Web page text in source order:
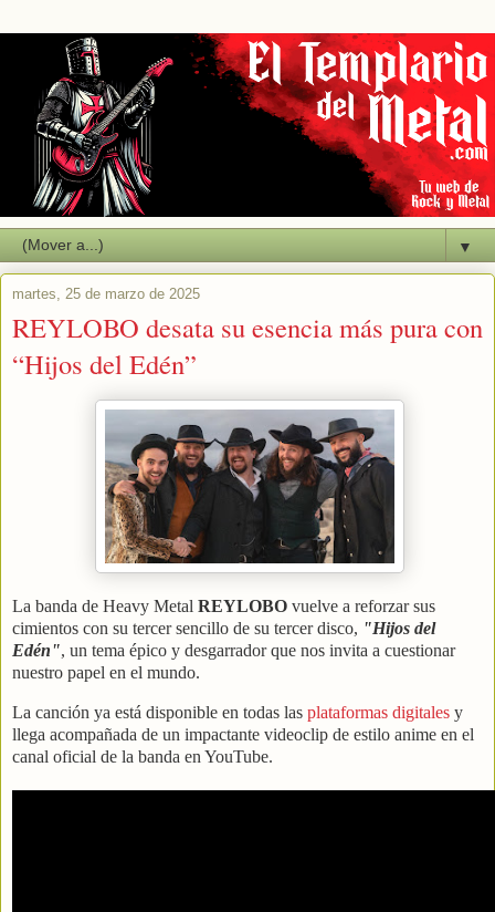
▼
martes, 25 de marzo de 2025
REYLOBO desata su esencia más pura con
“Hijos del Edén”
La banda de Heavy Metal REYLOBO vuelve a reforzar sus
cimientos con su tercer sencillo de su tercer disco, "Hijos del
Edén", un tema épico y desgarrador que nos invita a cuestionar
nuestro papel en el mundo.
La canción ya está disponible en todas las plataformas digitales y
llega acompañada de un impactante videoclip de estilo anime en el
canal oficial de la banda en YouTube.